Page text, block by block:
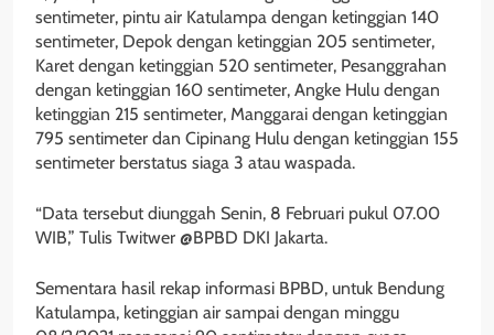
sentimeter, pintu air Katulampa dengan ketinggian 140
sentimeter, Depok dengan ketinggian 205 sentimeter,
Karet dengan ketinggian 520 sentimeter, Pesanggrahan
dengan ketinggian 160 sentimeter, Angke Hulu dengan
ketinggian 215 sentimeter, Manggarai dengan ketinggian
795 sentimeter dan Cipinang Hulu dengan ketinggian 155
sentimeter berstatus siaga 3 atau waspada.
“Data tersebut diunggah Senin, 8 Februari pukul 07.00
WIB,” Tulis Twitwer @BPBD DKI Jakarta.
Sementara hasil rekap informasi BPBD, untuk Bendung
Katulampa, ketinggian air sampai dengan minggu